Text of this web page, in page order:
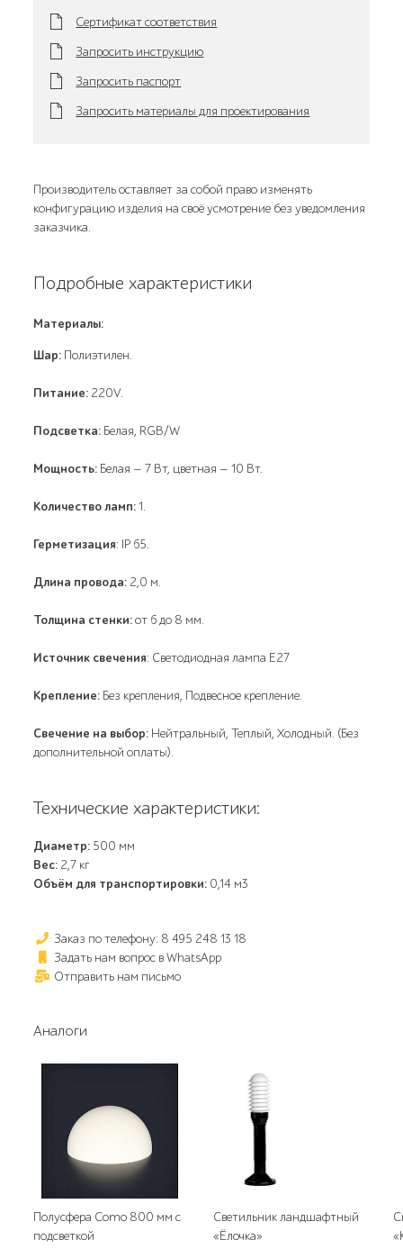
Сертификат соответствия
Запросить инструкцию
Запросить паспорт
Запросить материалы для проектирования
Производитель оставляет за собой право изменять
конфигурацию изделия на своё усмотрение без уведомления
заказчика.
Подробные характеристики
Материалы:
Шар: Полиэтилен.
Питание: 220V.
Подсветка: Белая, RGB/W
Мощность: Белая — 7 Вт, цветная — 10 Вт.
Количество ламп:1.
Герметизация: IP 65.
Длина провода: 2,0 м.
Толщина стенки:от 6 до 8 мм.
Источник свечения: Светодиодная лампа Е27
Крепление: Без крепления, Подвесное крепление.
Свечение на выбор: Нейтральный, Теплый, Холодный. (Без
дополнительной оплаты).
Технические характеристики:
Диаметр: 500 мм
Вес: 2,7 кг
Объём для транспортировки: 0,14 м3
Заказ по телефону: 8 495 248 13 18
Задать нам вопрос в WhatsApp
Отправить нам письмо
Аналоги
Полусфера Como 800 мм с
подсветкой
Светильник ландшафтный
«Ёлочка»